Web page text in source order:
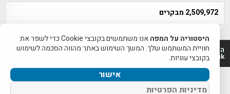
2,509,972 מבקרים
היסטוריה על המפה 2011-2026 | פרוייקט טיגארט 2012-2026|
www.mapah.co.il | www.tegart.uk
היסטוריה על המפה
אנו משתמשים בקובצי Cookie כדי לשפר את
חוויית המשתמש שלך. המשך השימוש באתר מהווה הסכמה לשימוש
בקובצי עוגיות.
אישור
מדיניות הפרטיות